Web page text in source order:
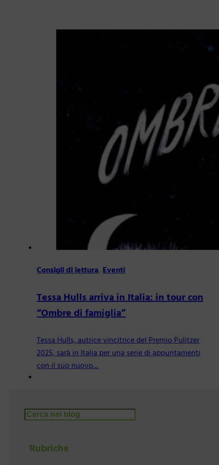
Consigli di lettura,Eventi
Tessa Hulls arriva in Italia: in tour con
“Ombre di famiglia”
Tessa Hulls, autrice vincitrice del Premio Pulitzer
2025, sarà in Italia per una serie di appuntamenti
con il suo nuovo…
Cerca
Rubriche